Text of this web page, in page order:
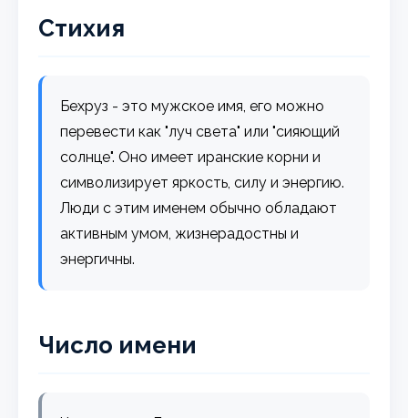
Стихия
Бехруз - это мужское имя, его можно
перевести как "луч света" или "сияющий
солнце". Оно имеет иранские корни и
символизирует яркость, силу и энергию.
Люди с этим именем обычно обладают
активным умом, жизнерадостны и
энергичны.
Число имени